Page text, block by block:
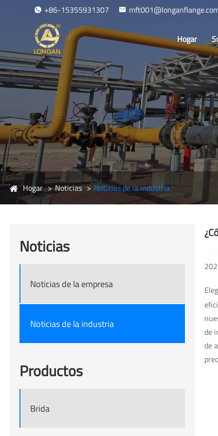
+86-15355931307
Hogar
Hogar Noticias Noticias de la industria
Noticias
Noticias de la empresa
Noticias de la industria
Productos
Brida
de
de